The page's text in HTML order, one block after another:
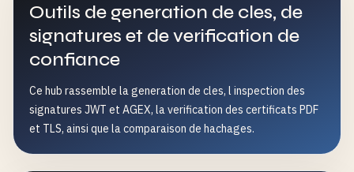
Outils de generation de cles, de
signatures et de verification de
confiance
Ce hub rassemble la generation de cles, l inspection des
signatures JWT et AGEX, la verification des certificats PDF
et TLS, ainsi que la comparaison de hachages.